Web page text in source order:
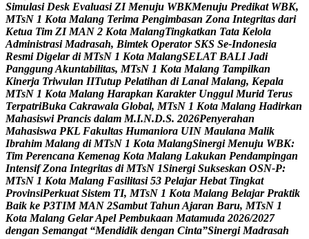
Simulasi Desk Evaluasi ZI Menuju WBKMenuju Predikat WBK,
MTsN 1 Kota Malang Terima Pengimbasan Zona Integritas dari
Ketua Tim ZI MAN 2 Kota MalangTingkatkan Tata Kelola
Administrasi Madrasah, Bimtek Operator SKS Se-Indonesia
Resmi Digelar di MTsN 1 Kota MalangSELAT BALI Jadi
PanggungAkuntabilitas, MTsN 1 Kota Malang Tampilkan
Kinerja Triwulan IITutup Pelatihan di Lanal Malang, Kepala
MTsN 1 Kota Malang Harapkan Karakter Unggul Murid Terus
TerpatriBuka Cakrawala Global, MTsN 1 Kota Malang Hadirkan
Mahasiswi Prancis dalam M.I.N.D.S. 2026Penyerahan
Mahasiswa PKL Fakultas Humaniora UIN Maulana Malik
Ibrahim Malang di MTsN 1 Kota MalangSinergi Menuju WBK:
Tim Perencana Kemenag Kota Malang Lakukan Pendampingan
Intensif Zona Integritas di MTsN 1Sinergi Sukseskan OSN-P:
MTsN 1 Kota Malang Fasilitasi 53 Pelajar Hebat Tingkat
ProvinsiPerkuat Sistem TI, MTsN 1 Kota Malang Belajar Praktik
Baik ke P3TIM MAN 2Sambut Tahun Ajaran Baru, MTsN 1
Kota Malang GelarApel Pembukaan Matamuda 2026/2027
dengan Semangat “Mendidik dengan Cinta”Sinergi Madrasah